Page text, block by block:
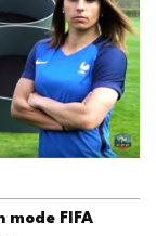
mode FIFA